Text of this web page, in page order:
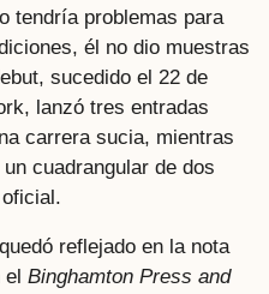
tendría problemas para
él no dio muestras
sucedido el 22 de
lanzó tres entradas
carrera sucia, mientras
cuadrangular de dos
reflejado en la nota
el Binghamton Press and